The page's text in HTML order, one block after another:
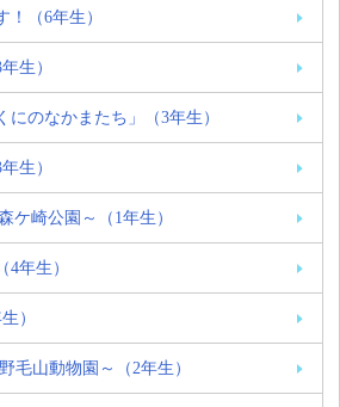
（6年生）
生）
にのなかまたち」（3年生）
生）
ケ崎公園～（1年生）
年生）
）
毛山動物園～（2年生）